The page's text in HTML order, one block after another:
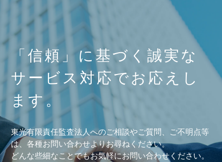
「信頼」に基づく誠実な
サービス対応でお応えし
ます。
東光有限責任監査法人へのご相談やご質問、ご不明点等
は、各種お問い合わせよりお尋ねください。
どんな些細なことでもお気軽にお問い合わせください。